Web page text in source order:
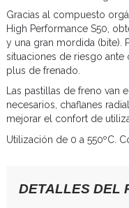
Gracias al compuesto
High Performance S50,
y una gran mordida (bite).
situaciones de riesgo
plus de frenado.
Las pastillas de freno van
necesarios, chaflanes
mejorar el confort de
Utilización de 0 a 550ºC.
DETALLES DEL